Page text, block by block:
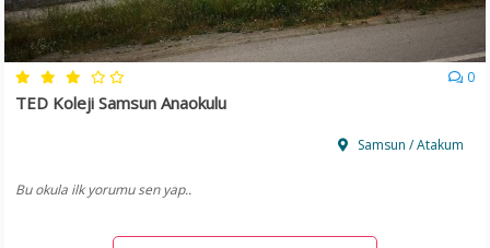
0
TED Koleji Samsun Anaokulu
Samsun / Atakum
Bu okula ilk yorumu sen yap..